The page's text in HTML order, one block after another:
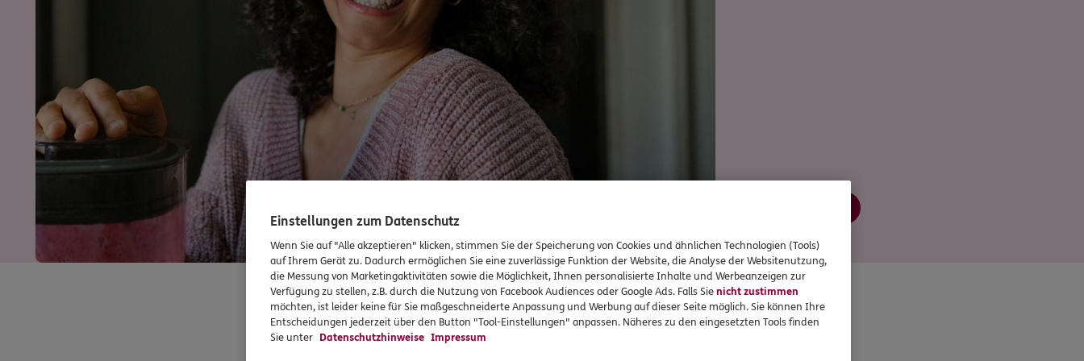
Versicherungen und Vorsorge
Einstellungen zum Datenschutz
Wenn Sie auf "Alle akzeptieren" klicken, stimmen Sie der Speicherung von Cookies und ähnlichen Technologien (Tools)
auf Ihrem Gerät zu. Dadurch ermöglichen Sie eine zuverlässige Funktion der Website, die Analyse der Websitenutzung,
die Messung von Marketingaktivitäten sowie die Möglichkeit, Ihnen personalisierte Inhalte und Werbeanzeigen zur
Verfügung zu stellen, z.B. durch die Nutzung von Facebook Audiences oder Google Ads. Falls Sienicht zustimmen
möchten, ist leider keine für Sie maßgeschneiderte Anpassung und Werbung auf dieser Seite möglich. Sie können Ihre
Entscheidungen jederzeit über den Button "Tool-Einstellungen" anpassen. Näheres zu den eingesetzten Tools finden
Sie unter Datenschutzhinweise Impressum